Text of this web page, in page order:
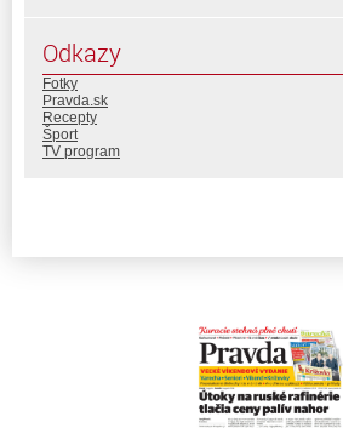
Odkazy
Fotky
Pravda.sk
Recepty
Šport
TV program